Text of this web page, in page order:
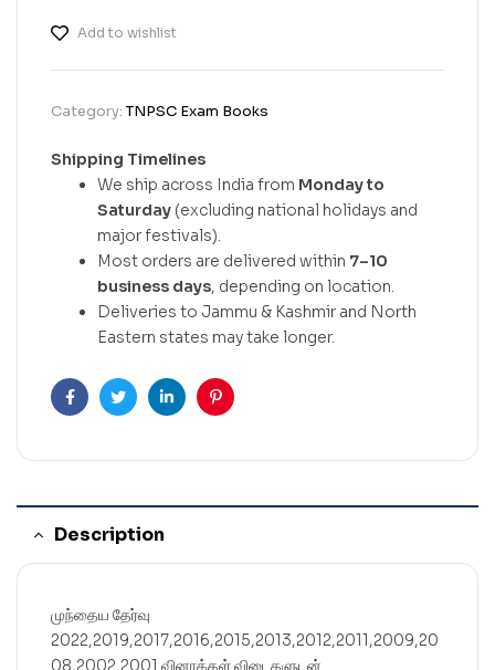
Add to wishlist
Category:TNPSC Exam Books
Shipping Timelines
We ship across India from Monday to
Saturday (excluding national holidays and
major festivals).
Most orders are delivered within 7–10
business days, depending on location.
Deliveries to Jammu & Kashmir and North
Eastern states may take longer.
FacebookTwitterLinkedinPinterest
Description
முந்தைய தேர்வு
2022,2019,2017,2016,2015,2013,2012,2011,2009,20
08,2002,2001 வினாக்கள் விடைகளுடன்